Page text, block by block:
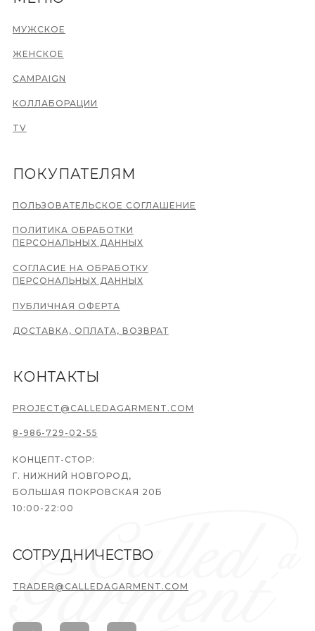
МУЖСКОЕ
ЖЕНСКОЕ
CAMPAIGN
КОЛЛАБОРАЦИИ
ПУБЛИЧНАЯ ОФЕРТА
СОГЛАСИЕ НА ОБРАБОТКУ
ПЕРСОНАЛЬНЫХ ДАННЫХ
ПОЛИТИКА ОБРАБОТКИ
ПЕРСОНАЛЬНЫХ ДАННЫХ
ПОЛЬЗОВАТЕЛЬСКОЕ СОГЛАШЕНИЕ
ДОСТАВКА, ОПЛАТА, ВОЗВРАТ
8-986-729-02-55
PROJECT@CALLEDAGARMENT.COM
ПОКУПАТЕЛЯМ
КОНТАКТЫ
TV
СОТРУДНИЧЕСТВО
TRADER@CALLEDAGARMENT.COM
КОНЦЕПТ-СТОР:
Г. НИЖНИЙ НОВГОРОД,
БОЛЬШАЯ ПОКРОВСКАЯ 20Б
10:00-22:00